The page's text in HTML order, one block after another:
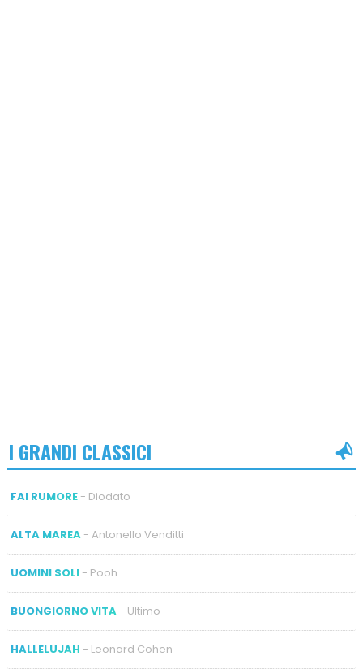
I GRANDI CLASSICI
FAI RUMORE- Diodato
ALTA MAREA- Antonello Venditti
UOMINI SOLI- Pooh
BUONGIORNO VITA- Ultimo
HALLELUJAH - Leonard Cohen